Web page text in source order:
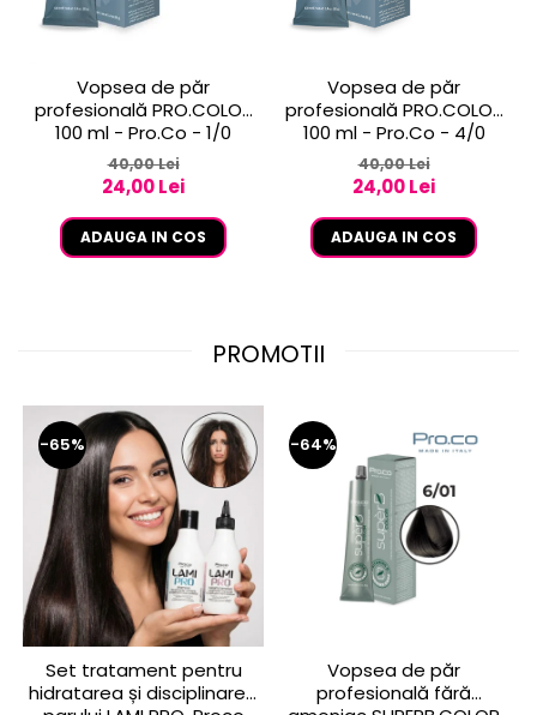
Vopsea de păr
profesională PRO.COLOR
100 ml - Pro.Co - 1/0
NEGRU
40,00 Lei
24,00 Lei
ADAUGA IN COS
Vopsea de păr
profesională PRO.COLOR
100 ml - Pro.Co - 4/0
CASTANIU NATURAL
40,00 Lei
24,00 Lei
ADAUGA IN COS
PROMOTII
-65%
Set tratament pentru
hidratarea și disciplinarea
-64%
Vopsea de păr
profesională fără